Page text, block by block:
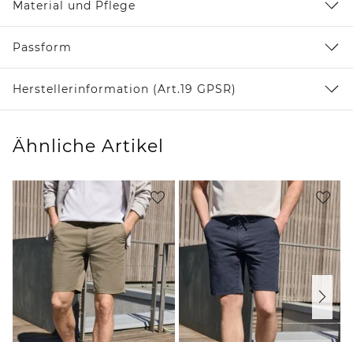
Material und Pflege
Passform
Herstellerinformation (Art.19 GPSR)
Ähnliche Artikel